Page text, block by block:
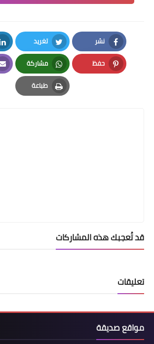
نشر
Facebook
تغريد
Twitter
حفظ
Pinterest
مشاركة
Whatsapp
طباعة
Print
قد تُعجبك هذه المشاركات
تعليقات
مواقع صديقة